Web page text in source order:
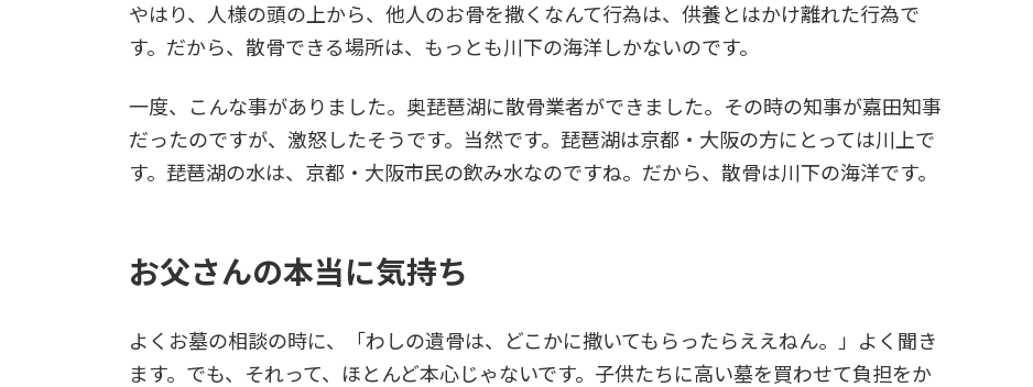
やはり、人様の頭の上から、他人のお骨を撒くなんて行為は、供養とはかけ離れた行為で
す。だから、散骨できる場所は、もっとも川下の海洋しかないのです。
一度、こんな事がありました。奥琵琶湖に散骨業者ができました。その時の知事が嘉田知事
だったのですが、激怒したそうです。当然です。琵琶湖は京都・大阪の方にとっては川上で
す。琵琶湖の水は、京都・大阪市民の飲み水なのですね。だから、散骨は川下の海洋です。
お父さんの本当に気持ち
よくお墓の相談の時に、「わしの遺骨は、どこかに撒いてもらったらええねん。」よく聞き
ます。でも、それって、ほとんど本心じゃないです。子供たちに高い墓を買わせて負担をか